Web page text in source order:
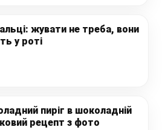
жувати не треба, вони
у роті
пиріг в шоколадній
рецепт з фото